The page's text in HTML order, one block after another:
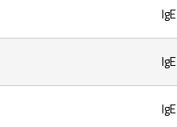
IgE
IgE
IgE